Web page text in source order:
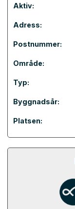
Aktiv:
Adress:
Postnummer:
Område:
Typ:
Byggnadsår:
Platsen: